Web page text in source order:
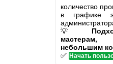
количество
в графике
💡
небольшим
✅ Начать